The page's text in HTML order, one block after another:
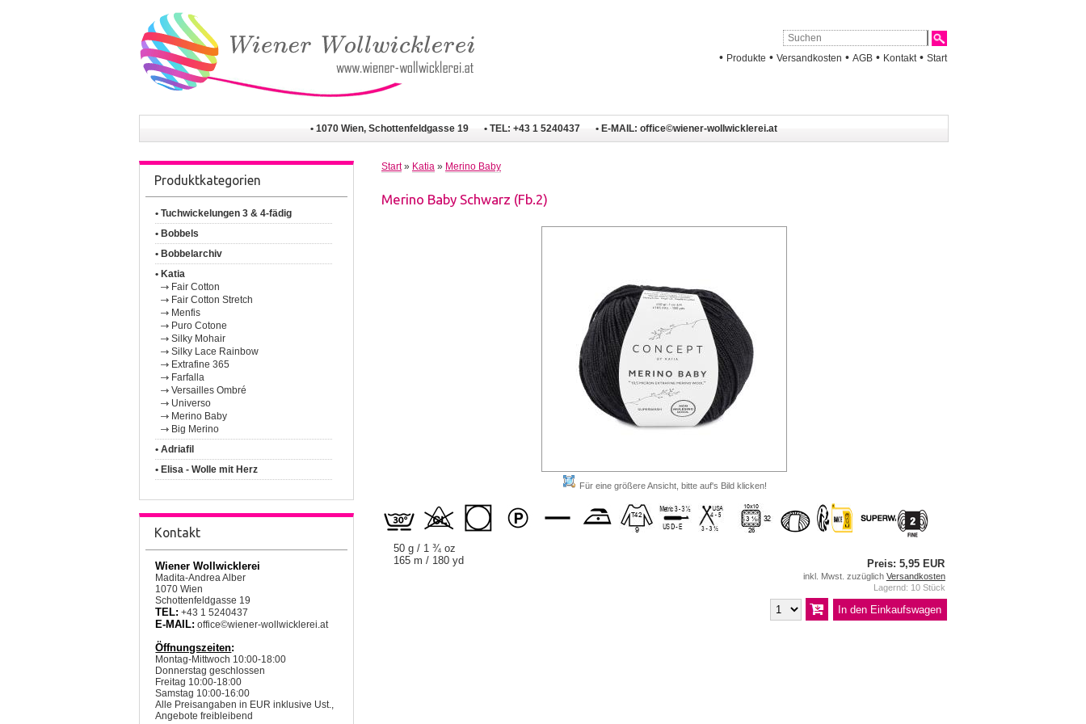
• Produkte • Versandkosten • AGB • Kontakt • Start
• 1070 Wien, Schottenfeldgasse 19 • TEL: +43 1 5240437 • E-MAIL:office©wiener-wollwicklerei.at
Produktkategorien
• Tuchwickelungen 3 & 4-fädig
• Bobbels
• Bobbelarchiv
• Katia
Fair Cotton
Fair Cotton Stretch
Menfis
Puro Cotone
Silky Mohair
Silky Lace Rainbow
Extrafine 365
Farfalla
Versailles Ombré
Universo
Merino Baby
Big Merino
• Adriafil
• Elisa - Wolle mit Herz
Kontakt
Wiener Wollwicklerei
Madita-Andrea Alber
1070 Wien
Schottenfeldgasse 19
TEL: +43 1 5240437
E-MAIL: office©wiener-wollwicklerei.at
Öffnungszeiten:
Montag-Mittwoch 10:00-18:00
Donnerstag geschlossen
Freitag 10:00-18:00
Samstag 10:00-16:00
Alle Preisangaben in EUR inklusive Ust.,
Angebote freibleibend
Start» Katia » Merino Baby
Merino Baby Schwarz (Fb.2)
Für eine größere Ansicht, bitte auf's Bild klicken!
50 g / 1 ¾ oz
165 m / 180 yd
Preis: 5,95 EUR
inkl. Mwst. zuzüglich Versandkosten
Lagernd: 10 Stück